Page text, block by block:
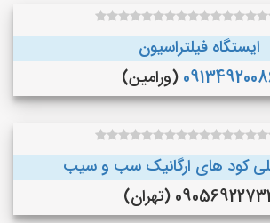
ایستگاه فیلتراسیون
(ورامین)
کود های ارگانیک سب و سیب
(تهران)